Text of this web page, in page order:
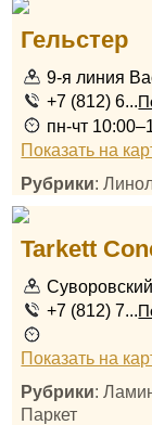
Гельстер
9-я линия
+7 (812) 6...
пн-чт
Показать на
Рубрики:
Tarkett
+7 (812) 7...
Показать на
Рубрики:
Паркет